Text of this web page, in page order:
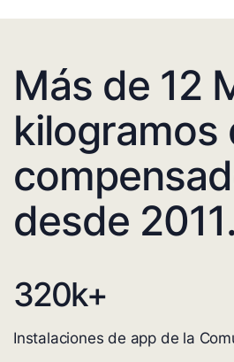
Más de 12
kilogramos
desde 2011.
320k+
Instalaciones de app de la